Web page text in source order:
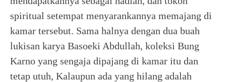
spiritual setempat menyarankannya memajang di
kamar tersebut. Sama halnya dengan dua buah
lukisan karya Basoeki Abdullah, koleksi Bung
Karno yang sengaja dipajang di kamar itu dan
tetap utuh, Kalaupun ada yang hilang adalah